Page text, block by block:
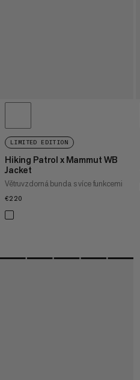
LIMITED EDITION
Hiking Patrol x Mammut WB
Jacket
Větruvzdorná bunda s více funkcemi
€220